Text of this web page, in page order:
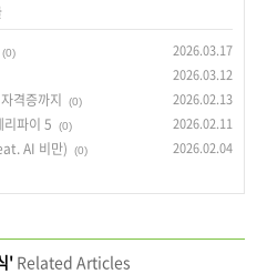
(0) 2026.03.17
2026.03.12
격증까지 (0) 2026.02.13
리파이 5 (0) 2026.02.11
AI 비만) (0) 2026.02.04
'Related Articles